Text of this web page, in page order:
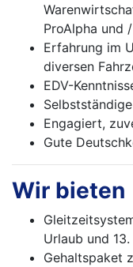
ProAlpha und
Erfahrung im
diversen
EDV-
Engagiert,
Gute
Wir bieten
Urlaub und
Gehaltspaket